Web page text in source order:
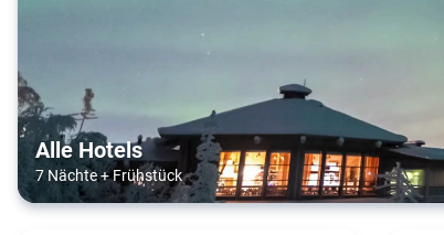
Alle Hotels
7 Nächte+Frühstück